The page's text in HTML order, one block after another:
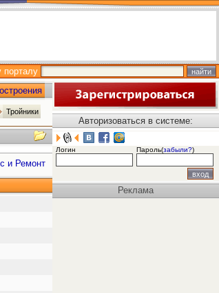
порталу
Тройники
и Ремонт
Авторизоваться в системе:
Логин Пароль(забыли?)
Реклама